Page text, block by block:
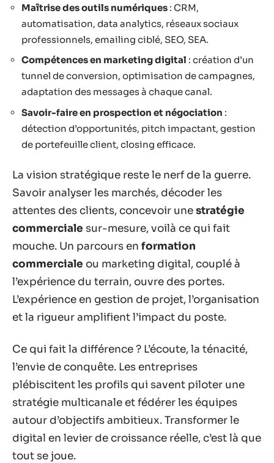
Maîtrise des outils numériques : CRM,
automatisation, data analytics, réseaux sociaux
professionnels, emailing ciblé, SEO, SEA.
Compétences en marketing digital : création d’un
tunnel de conversion, optimisation de campagnes,
adaptation des messages à chaque canal.
Savoir-faire en prospection et négociation :
détection d’opportunités, pitch impactant, gestion
de portefeuille client, closing efficace.
La vision stratégique reste le nerf de la guerre.
Savoir analyser les marchés, décoder les
attentes des clients, concevoir unestratégie
commerciale sur-mesure, voilà ce qui fait
mouche. Un parcours en formation
commerciale ou marketing digital, couplé à
l’expérience du terrain, ouvre des portes.
L’expérience en gestion de projet, l’organisation
et la rigueur amplifient l’impact du poste.
Ce qui fait la différence ? L’écoute, la ténacité,
l’envie de conquête. Les entreprises
plébiscitent les profils qui savent piloter une
stratégie multicanale et fédérer les équipes
autour d’objectifs ambitieux. Transformer le
digital en levier de croissance réelle, c’est là que
tout se joue.